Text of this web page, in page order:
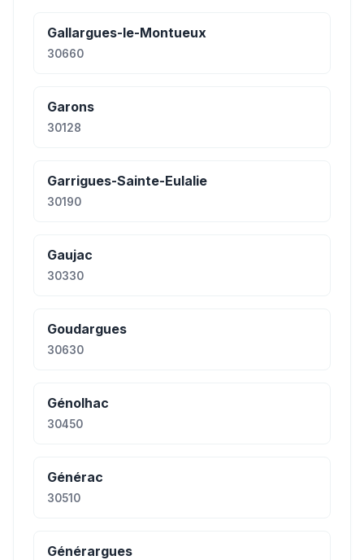
Gallargues-le-Montueux
30660
Garons
30128
Garrigues-Sainte-Eulalie
30190
Gaujac
30330
Goudargues
30630
Génolhac
30450
Générac
30510
Générargues